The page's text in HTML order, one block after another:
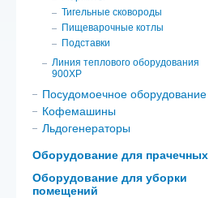
Тигельные сковороды
Пищеварочные котлы
Подставки
Линия теплового оборудования
900ХР
Посудомоечное оборудование
Кофемашины
Льдогенераторы
Оборудование для прачечных
Оборудование для уборки
помещений